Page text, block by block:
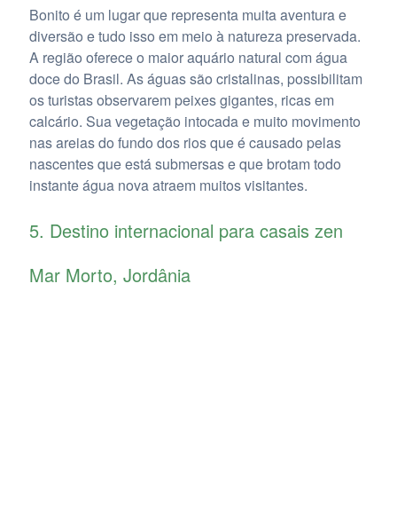
Bonito é um lugar que representa muita aventura e
diversão e tudo isso em meio à natureza preservada.
A região oferece o maior aquário natural com água
doce do Brasil. As águas são cristalinas, possibilitam
os turistas observarem peixes gigantes, ricas em
calcário. Sua vegetação intocada e muito movimento
nas areias do fundo dos rios que é causado pelas
nascentes que está submersas e que brotam todo
instante água nova atraem muitos visitantes.
5. Destino internacional para casais zen
Mar Morto, Jordânia